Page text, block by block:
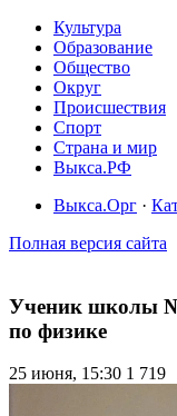
Культура
Образование
Общество
Округ
Происшествия
Спорт
Страна и мир
Выкса.РФ
Выкса.Орг ·
Полная версия сайта
Ученик школы
по физике
25 июня, 15:30 1 719